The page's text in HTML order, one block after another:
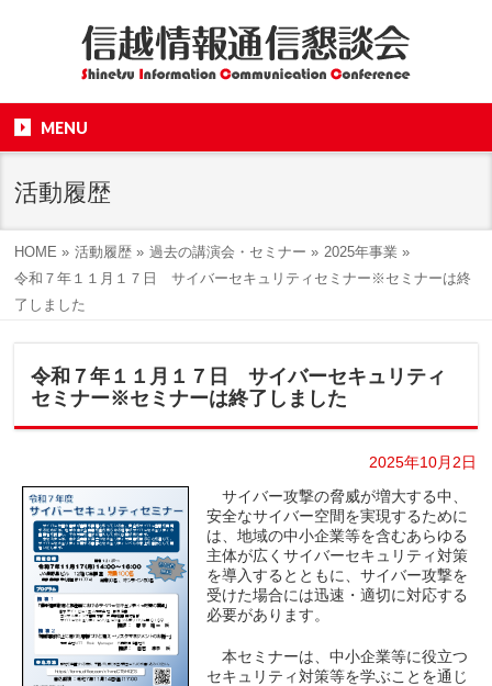
MENU
活動履歴
HOME » 活動履歴 » 過去の講演会・セミナー » 2025年事業 »
令和７年１１月１７日 サイバーセキュリティセミナー※セミナーは終
了しました
令和７年１１月１７日 サイバーセキュリティ
セミナー※セミナーは終了しました
2025年10月2日
サイバー攻撃の脅威が増大する中、
安全なサイバー空間を実現するために
は、地域の中小企業等を含むあらゆる
主体が広くサイバーセキュリティ対策
を導入するとともに、サイバー攻撃を
受けた場合には迅速・適切に対応する
必要があります。
本セミナーは、中小企業等に役立つ
セキュリティ対策等を学ぶことを通じ